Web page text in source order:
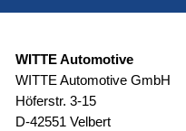
WITTE Automotive
WITTE Automotive GmbH
Höferstr. 3-15
D-42551 Velbert